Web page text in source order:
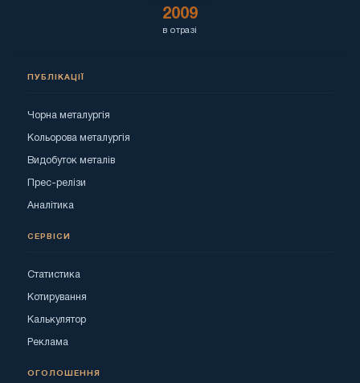
2009
в отразі
ПУБЛІКАЦІЇ
Чорна металургія
Кольорова металургія
Видобуток металів
Прес-релізи
Аналітика
СЕРВІСИ
Статистика
Котирування
Калькулятор
Реклама
ОГОЛОШЕННЯ